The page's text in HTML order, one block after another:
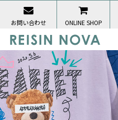
お問い合わせ ONLINE SHOP